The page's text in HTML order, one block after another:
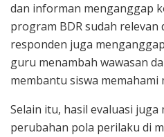
dan informan menganggap
program BDR sudah relevan
responden juga
guru menambah wawasan
membantu siswa memahami
Selain itu, hasil evaluasi
perubahan pola perilaku di